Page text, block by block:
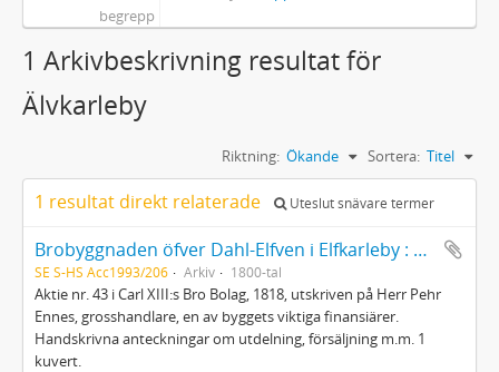
begrepp
1 Arkivbeskrivning resultat för
Älvkarleby
Sortera: Titel
Riktning: Ökande
1 resultat direkt relaterade Uteslut snävare termer
Brobyggnaden öfver Dahl-Elfven i Elfkarleby : Aktie
SE S-HS Acc1993/206 Arkiv 1800-tal
Aktie nr. 43 i Carl XIII:s Bro Bolag, 1818, utskriven på Herr Pehr
Ennes, grosshandlare, en av byggets viktiga finansiärer.
Handskrivna anteckningar om utdelning, försäljning m.m. 1
kuvert.